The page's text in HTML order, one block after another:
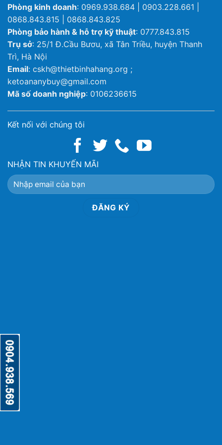
Phòng kinh doanh: 0969.938.684 | 0903.228.661 |
0868.843.815 | 0868.843.825
Phòng bảo hành & hỗ trợ kỹ thuật: 0777.843.815
Trụ sở: 25/1 Đ.Cầu Bươu, xã Tân Triều, huyện Thanh
Trì, Hà Nội
Email: cskh@thietbinhahang.org ;
ketoananybuy@gmail.com
Mã số doanh nghiệp: 0106236615
Kết nối với chúng tôi
NHẬN TIN KHUYẾN MÃI